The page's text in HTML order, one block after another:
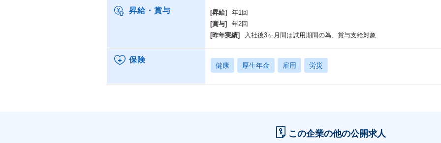
昇給・賞与 [昇給]
年1回
[賞与]
年2回
[昨年実績]
入社後3ヶ月間は試用期間の為、賞与支給対象
保険
健康 厚生年金 雇用 労災
この企業の他の公開求人